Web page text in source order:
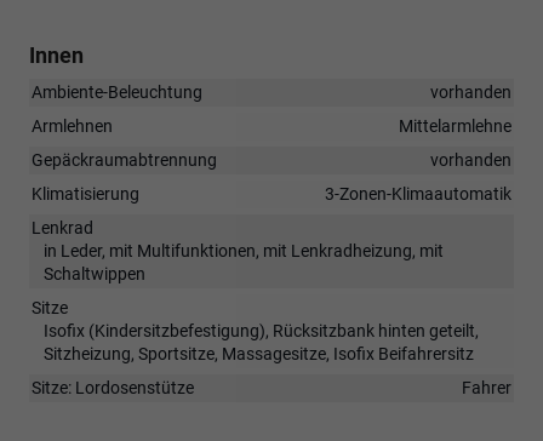
Innen
Ambiente-Beleuchtung
vorhanden
Armlehnen
Mittelarmlehne
Gepäckraumabtrennung
vorhanden
Klimatisierung
3-Zonen-Klimaautomatik
Lenkrad
in Leder, mit Multifunktionen, mit Lenkradheizung, mit
Schaltwippen
Sitze
Isofix (Kindersitzbefestigung), Rücksitzbank hinten geteilt,
Sitzheizung, Sportsitze, Massagesitze, Isofix Beifahrersitz
Sitze: Lordosenstütze
Fahrer